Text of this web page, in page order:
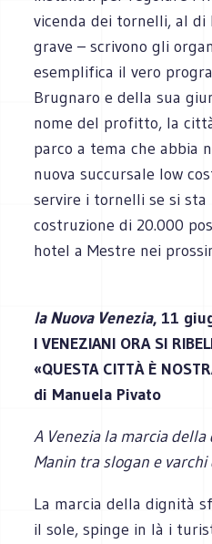
vicenda dei tornelli, al
grave – scrivono gli
esemplifica il vero
Brugnaro e della sua
nome del profitto, la
parco a tema che abbia
nuova succursale low
servire i tornelli se si sta
costruzione di 20.000
hotel a Mestre nei
la Nuova Venezia, 11
I VENEZIANI ORA SI
«QUESTA CITTÀ È
di Manuela Pivato
A Venezia la marcia
Manin tra slogan e
La marcia della dignità
il sole, spinge in là i